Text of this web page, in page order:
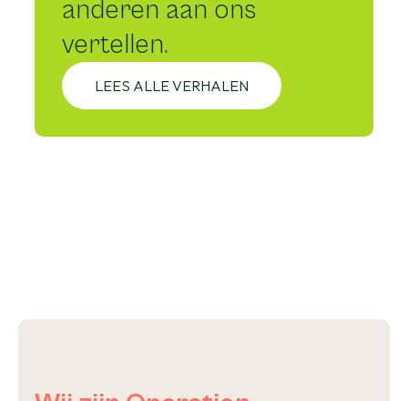
anderen aan ons
vertellen.
LEES ALLE VERHALEN